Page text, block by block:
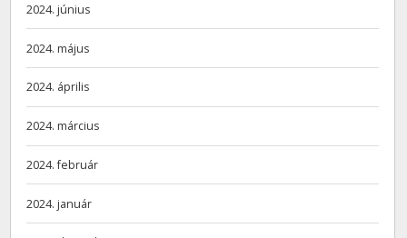
2024. június
2024. május
2024. április
2024. március
2024. február
2024. január